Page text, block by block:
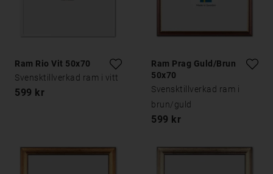
Ram Rio Vit 50x70
Svensktillverkad ram i vitt
599 kr
Ram Prag Guld/Brun
50x70
Svensktillverkad ram i
brun/guld
599 kr